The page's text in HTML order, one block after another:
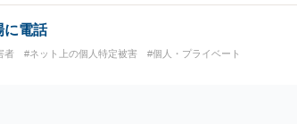
れます。この場合は、開示請求者（とある女性？）の
内容とともに、あなたから連絡することもあり得ます
明ですが、もし前者であれば、書類の再送要請にはあ
として提訴に至る可能性も考える必要が出てきます。
婦関係は良好なのか、あなたが夫へ嘘をついたのか等
な対応がベターなのかを正確に検討するためには、公
に電話
者 #ネット上の個人特定被害 #個人・プライベート